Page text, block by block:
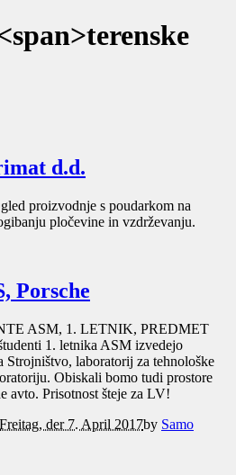
d.d.
proizvodnje s poudarkom na
pločevine in vzdrževanju.
Porsche
ASM, 1. LETNIK, PREDMET
1. letnika ASM izvedejo
Strojništvo, laboratorij za tehnološke
Obiskali bomo tudi prostore
avto. Prisotnost šteje za LV!
Freitag, der 7. April 2017by Samo